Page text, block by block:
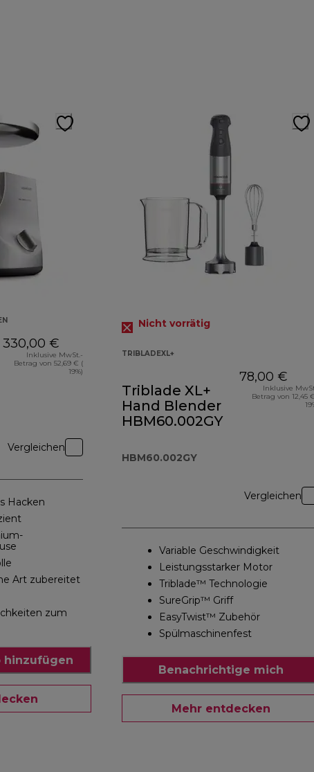
330,00 €
Inklusive MwSt.-
Betrag von 52,69 € (
19%)
Vergleichen
Hacken
Art zubereitet
zum
hinzufügen
Nicht vorrätig
TRIBLADEXL+
Triblade XL+
Hand Blender
HBM60.002GY
HBM60.002GY
78,00 €
Inklusive
Betrag von 12,45
Vergleichen
Variable Geschwindigkeit
Leistungsstarker Motor
Triblade™ Technologie
SureGrip™ Griff
EasyTwist™ Zubehör
Spülmaschinenfest
Benachrichtige mich
Mehr entdecken